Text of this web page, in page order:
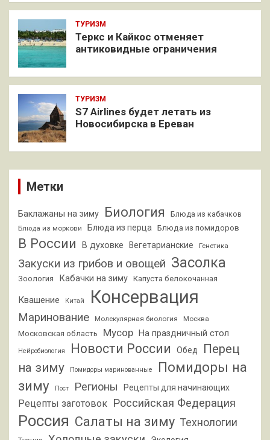
ТУРИЗМ
Теркс и Кайкос отменяет
антиковидные ограничения
ТУРИЗМ
S7 Airlines будет летать из
Новосибирска в Ереван
Метки
Баклажаны на зиму Биология Блюда из кабачков
Блюда из моркови Блюда из перца Блюда из помидоров
В России В духовке Вегетарианские Генетика
Закуски из грибов и овощей Засолка
Зоология Кабачки на зиму Капуста белокочанная
Квашение Китай Консервация
Маринование Молекулярная биология Москва
Московская область Мусор На праздничный стол
Нейробиология Новости России Обед
Перец
на зиму
Помидоры маринованные
Помидоры на
зиму
Пост Регионы Рецепты для начинающих
Рецепты заготовок Российская Федерация
Россия Салаты на зиму Технологии